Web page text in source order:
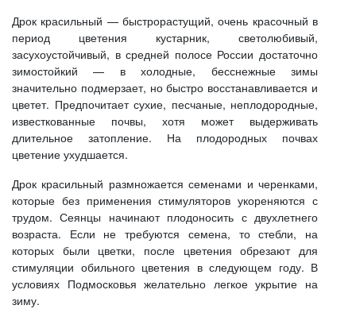
Дрок красильный — быстрорастущий, очень красочный в
период цветения кустарник, светолюбивый,
засухоустойчивый, в средней полосе России достаточно
зимостойкий — в холодные, бесснежные зимы
значительно подмерзает, но быстро восстанавливается и
цветет. Предпочитает сухие, песчаные, неплодородные,
известкованные почвы, хотя может выдерживать
длительное затопление. На плодородных почвах
цветение ухудшается.
Дрок красильный размножается семенами и черенками,
которые без применения стимуляторов укореняются с
трудом. Сеянцы начинают плодоносить с двухлетнего
возраста. Если не требуются семена, то стебли, на
которых были цветки, после цветения обрезают для
стимуляции обильного цветения в следующем году. В
условиях Подмосковья желательно легкое укрытие на
зиму.